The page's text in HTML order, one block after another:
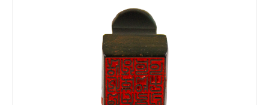
숫자로 보는 50년 50+1